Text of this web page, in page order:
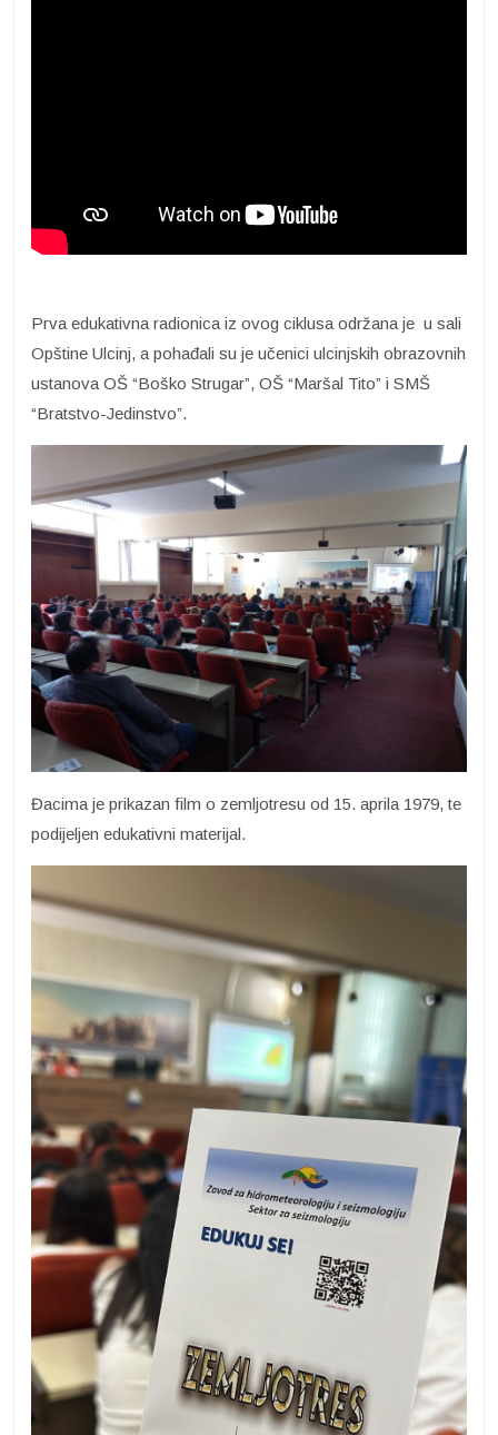
Prva edukativna radionica iz ovog ciklusa održana je u sali
Opštine Ulcinj, a pohađali su je učenici ulcinjskih obrazovnih
ustanova OŠ “Boško Strugar”, OŠ “Maršal Tito” i SMŠ
“Bratstvo-Jedinstvo”.
Đacima je prikazan film o zemljotresu od 15. aprila 1979, te
podijeljen edukativni materijal.